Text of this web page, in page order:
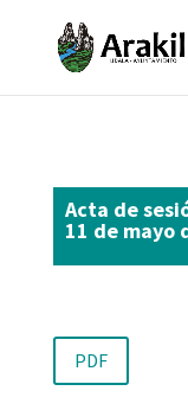
Acta de
11 de mayo
PDF